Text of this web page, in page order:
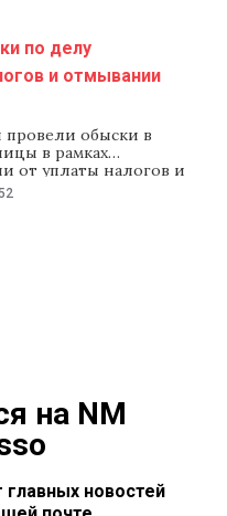
по делу
и отмывании
обыски в
в рамках
от уплаты налогов и
сообщили в пресс-
с организованной
на NM
новостей